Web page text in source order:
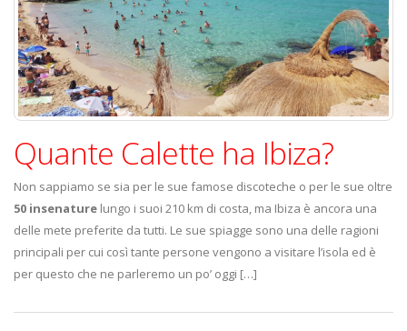
Quante Calette ha Ibiza?
Non sappiamo se sia per le sue famose discoteche o per le sue oltre
50 insenature lungo i suoi 210 km di costa, ma Ibiza è ancora una
delle mete preferite da tutti. Le sue spiagge sono una delle ragioni
principali per cui così tante persone vengono a visitare l’isola ed è
per questo che ne parleremo un po’ oggi […]